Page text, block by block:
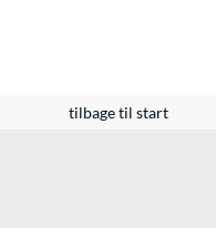
tilbage til start